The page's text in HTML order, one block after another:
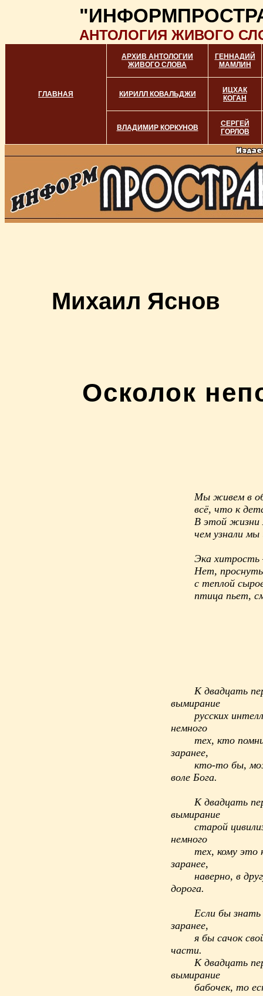
АНТОЛОГИЯ ЖИВОГО
ГЛАВНАЯ
АРХИВ АНТОЛОГИИ
ЖИВОГО СЛОВА
ГЕННАДИЙ
МАМЛИН
КИРИЛЛ КОВАЛЬДЖИ
ИЦХАК
КОГАН
ВЛАДИМИР КОРКУНОВ
СЕРГЕЙ
ГОРЛОВ
Михаил Яснов
Осколок
Мы живем в
всё, что к
В этой жизни
чем узнали мы
Эка хитрость
Нет,
с теплой
птица пьет,
К двадцать
вымирание
русских
немного
тех, кто
заранее,
кто-то бы,
воле Бога.
К двадцать
вымирание
старой
немного
тех, кому это
заранее,
наверно, в
дорога.
Если бы знать
заранее,
я бы сачок
части.
К двадцать
вымирание
бабочек, то